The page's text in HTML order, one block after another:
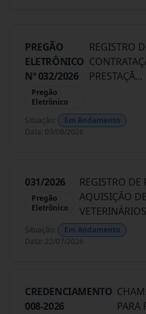
PREGÃO
ELETRÔNICO
Nº 032/2026
Pregão
Eletrônico
REGISTRO
PRESTAÇÃ...
Situação:
Em Andamento
Data: 03/08/2026
031/2026
Pregão
Eletrônico
REGISTRO DE
AQUISIÇÃO
Situação:
Em Andamento
Data: 22/07/2026
CREDENCIAMENTO
008-2026
PARA